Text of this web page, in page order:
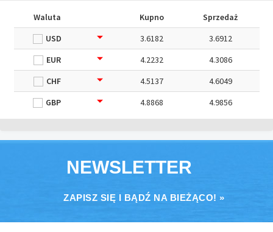
Waluta Kupno
Sprzedaż
USD
3.6182
3.6912
EUR
4.2232
4.3086
CHF
4.5137
4.6049
GBP
4.8868 4.9856
NEWSLETTER
ZAPISZ SIĘ I BĄDŹ NA BIEŻĄCO! »